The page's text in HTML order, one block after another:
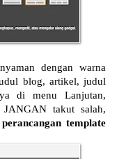
dengan warna
blog, artikel, judul
di menu Lanjutan,
JANGAN takut salah,
perancangan template